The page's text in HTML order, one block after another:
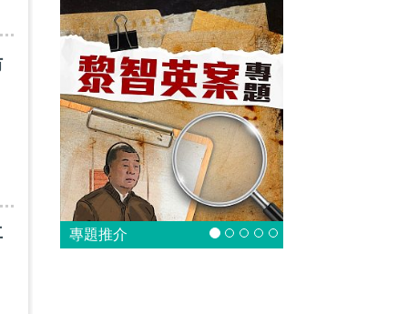
專題推介